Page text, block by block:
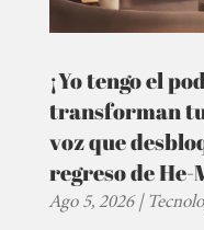
¡Yo tengo el
transforman
voz que
regreso de He-
Ago 5, 2026|